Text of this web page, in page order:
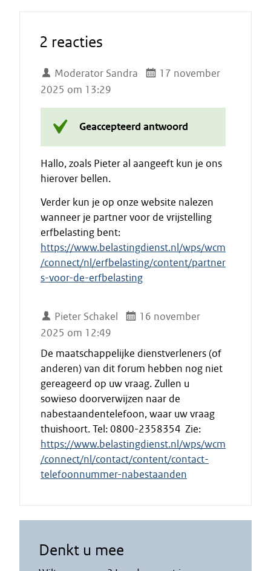
2 reacties
Moderator Sandra
17 november
2025 om 13:29
Geaccepteerd antwoord
Hallo, zoals Pieter al aangeeft kun je ons
hierover bellen.
Verder kun je op onze website nalezen
wanneer je partner voor de vrijstelling
erfbelasting bent:
https://www.belastingdienst.nl/wps/wcm
/connect/nl/erfbelasting/content/partner
s-voor-de-erfbelasting
Pieter Schakel
16 november
2025 om 12:49
De maatschappelijke dienstverleners (of
anderen) van dit forum hebben nog niet
gereageerd op uw vraag. Zullen u
sowieso doorverwijzen naar de
nabestaandentelefoon, waar uw vraag
thuishoort. Tel: 0800-2358354 Zie:
https://www.belastingdienst.nl/wps/wcm
/connect/nl/contact/content/contact-
telefoonnummer-nabestaanden
Denkt u mee